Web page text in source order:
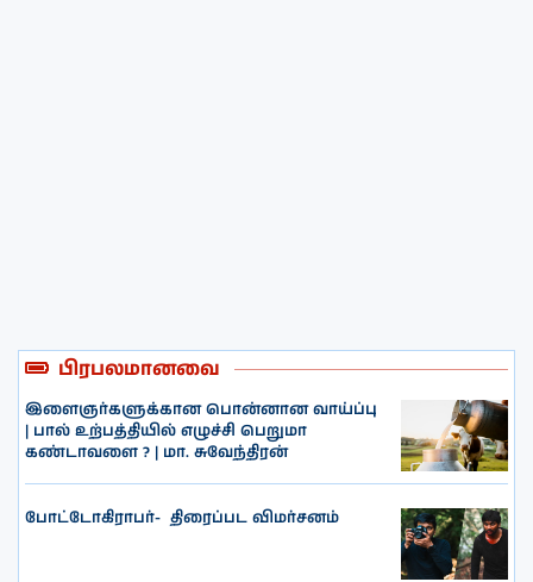
பிரபலமானவை
இளைஞர்களுக்கான பொன்னான வாய்ப்பு
| பால் உற்பத்தியில் எழுச்சி பெறுமா
கண்டாவளை ? | மா. சுவேந்திரன்
போட்டோகிராபர்- ‌ திரைப்பட விமர்சனம்